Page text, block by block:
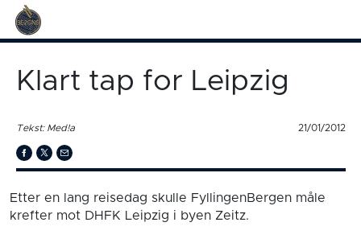
Klart tap for Leipzig
Tekst: Med!a 21/01/2012
Etter en lang reisedag skulle FyllingenBergen måle
krefter mot DHFK Leipzig i byen Zeitz.